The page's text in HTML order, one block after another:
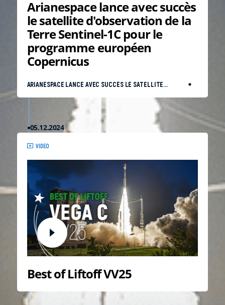
Arianespace lance avec succès
le satellite d'observation de la
Terre Sentinel-1C pour le
programme européen
Copernicus
ARIANESPACE LANCE AVEC SUCCÈS LE SATELLITE
PROGRAMME EUROPÉEN COPERNICUS
05.12.2024
VIDEO
Best of Liftoff VV25